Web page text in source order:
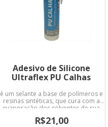
Adesivo de Silicone
Ultraflex PU Calhas
é um selante a base de polímeros e
resinas sintéticas, que cura com a
evaporação dos solventes de sua
formulação.
R$21,00